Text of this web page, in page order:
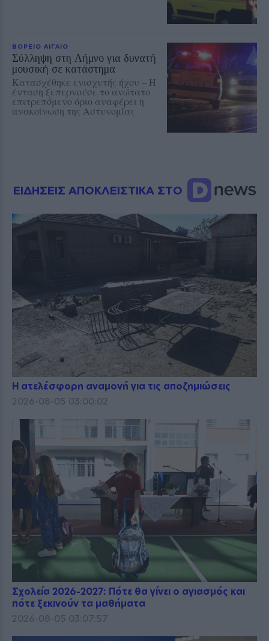
ΒΟΡΕΙΟ ΑΙΓΑΙΟ
Σύλληψη στη Λήμνο για δυνατή
μουσική σε κατάστημα
Κατασχέθηκε ενισχυτής ήχου – Η
ένταση ξεπερνούσε το ανώτατο
επιτρεπόμενο όριο αναφέρει η
ανακοίνωση της Αστυνομίας
ΕΙΔΗΣΕΙΣ ΑΠΟΚΛΕΙΣΤΙΚΑ ΣΤΟ
Η ατελέσφορη αναμονή για τις αποζημιώσεις
2026-08-05 03:00:02
Σχολεία 2026-2027: Πότε θα γίνει ο αγιασμός και
πότε ξεκινούν τα μαθήματα
2026-08-05 03:07:57